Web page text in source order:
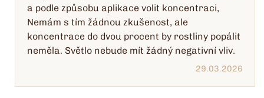
a podle způsobu aplikace volit koncentraci,
Nemám s tím žádnou zkušenost, ale
koncentrace do dvou procent by rostliny popálit
neměla. Světlo nebude mít žádný negativní vliv.
29.03.2026